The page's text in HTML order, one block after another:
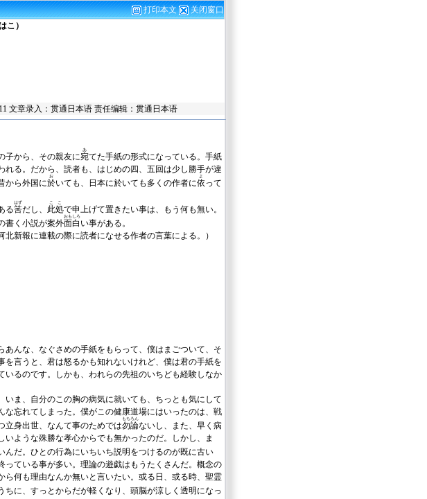
打印本文
关闭窗口
こ）
文章录入：贯通日本语 责任编辑：贯通日本语
子から、その親友に宛
あ
てた手紙の形式になっている。手紙
る。だから、読者も、はじめの四、五回は少し勝手が違
から外国に於
お
いても、日本に於いても多くの作者に依
よ
って
る筈
はず
だし、 此処
ここ
で申上げて置きたい事は、もう何も無い。
書く小説が案外面白
おもしろ
い事がある。
北新報に連載の際に読者になせる作者の言葉による。）
んな、なぐさめの手紙をもらって、僕はまごついて、そ
言うと、君は怒るかも知れないけれど、僕は君の手紙を
るのです。しかも、われらの先祖のいちども経験しなか
ま、自分のこの胸の病気に就いても、ちっとも気にして
忘れてしまった。僕がこの健康道場にはいったのは、戦
立身出世、なんて事のためでは勿論
もちろん
ないし、また、早く病
ような殊勝な孝心からでも無かったのだ。しかし、ま
んだ。ひとの行為にいちいち説明をつけるのが既に古い
っている事が多い。理論の遊戯はもうたくさんだ。概念の
何も理由なんか無いと言いたい。或る日、或る時、聖霊
に、すっとからだが軽くなり、頭脳が涼しく透明になっ